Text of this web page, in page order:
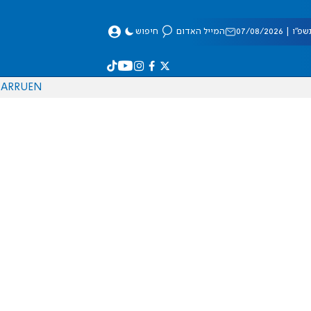
08/2026 המייל האדום חיפוש
EN
RU
AR